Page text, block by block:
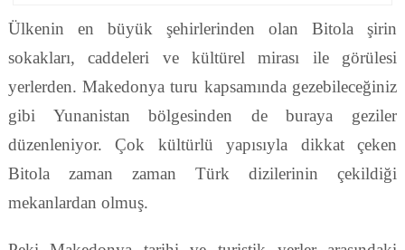
Ülkenin en büyük şehirlerinden olan Bitola şirin
sokakları, caddeleri ve kültürel mirası ile görülesi
yerlerden. Makedonya turu kapsamında gezebileceğiniz
gibi Yunanistan bölgesinden de buraya geziler
düzenleniyor. Çok kültürlü yapısıyla dikkat çeken
Bitola zaman zaman Türk dizilerinin çekildiği
mekanlardan olmuş.